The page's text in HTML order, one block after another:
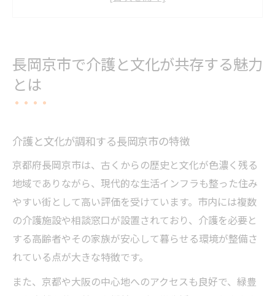
安心の介護相談先を探すなら長岡京市へ
ト
介護相談が初めてでも安心のサポート体制
暮らしやすさ重視の介護拠点選びガイド
住みやすさ視点で見る長岡京市の介護環境
介護拠点選びと生活利便性のバランスを解
長岡京市で介護と文化が共存する魅力
とは
介護と文化が調和する長岡京市の特徴
京都府長岡京市は、古くからの歴史と文化が色濃く残る
地域でありながら、現代的な生活インフラも整った住み
やすい街として高い評価を受けています。市内には複数
の介護施設や相談窓口が設置されており、介護を必要と
する高齢者やその家族が安心して暮らせる環境が整備さ
れている点が大きな特徴です。
また、京都や大阪の中心地へのアクセスも良好で、緑豊